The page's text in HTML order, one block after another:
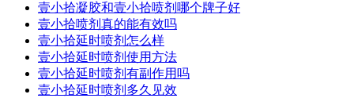
壹小拾凝胶和壹小拾喷剂哪个牌子好
壹小拾喷剂真的能有效吗
壹小拾延时喷剂怎么样
壹小拾延时喷剂使用方法
壹小拾延时喷剂有副作用吗
壹小拾延时喷剂多久见效